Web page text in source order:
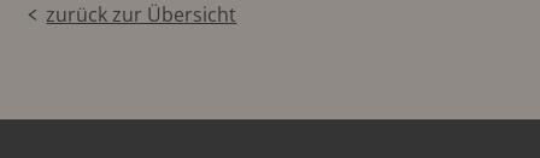
zurück zur Übersicht